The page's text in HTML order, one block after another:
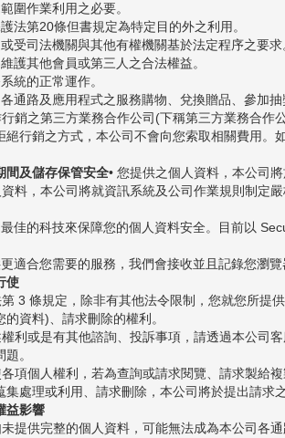
圍作業利用之必要。
法第20條但書規定為特定目的外之利用。
受司法機關與其他有權機關基於法定程序之要求
護其他會員或第三人之合法權益。
統的正常運作。
通路及應用程式之服務購物、兌換贈品、參加
銷之第三方業務合作公司(下稱第三方業務合
絕行銷之方式，本公司不會向您索取相關費用
間及儲存保管安全• 您提供之個人資料，本公司
料，本公司將就資訊系統及公司作業規則制定
佳的科技來保障您的個人資料安全。目前以
適合您需要的服務，我們會接收並且記錄您瀏
使
3 條規定，除非有其他法令限制，您就您所提
資料)、請求刪除的權利。
權利或是有其他諮詢、投訴事項，請透過本公
。
項個人權利，若為查詢或請求閱覽、請求製給
集處理或利用、請求刪除，本公司將於提出請求
益影響
提供完整的個人資料，可能無法成為本公司各